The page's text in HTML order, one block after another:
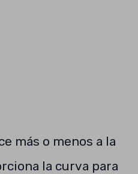
más o menos a la
la curva para